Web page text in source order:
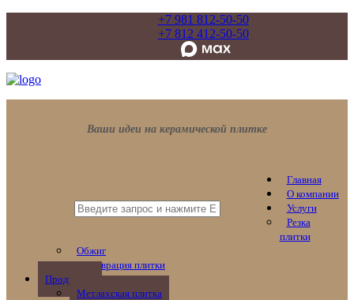
+7 981 812-50-50
+7 812 412-50-50
Ваши идеи на керамической плитке
Главная
О компании
Услуги
Резка
плитки
Обжиг
Реставрация плитки
Продукция
Метлахская плитка